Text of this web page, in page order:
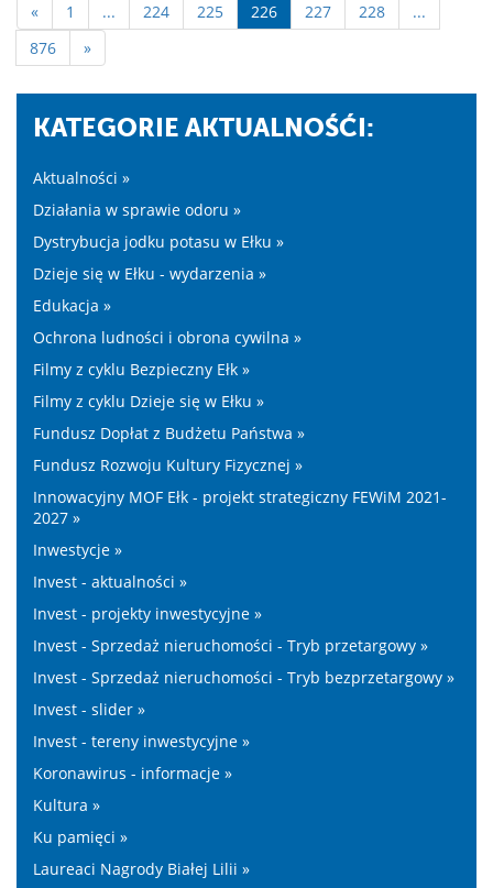
« 1 ... 224 225 226 227 228
...
876
»
KATEGORIE AKTUALNOŚĆI:
Aktualności »
Działania w sprawie odoru »
Dystrybucja jodku potasu w Ełku »
Dzieje się w Ełku - wydarzenia »
Edukacja »
Ochrona ludności i obrona cywilna »
Filmy z cyklu Bezpieczny Ełk »
Filmy z cyklu Dzieje się w Ełku »
Fundusz Dopłat z Budżetu Państwa »
Fundusz Rozwoju Kultury Fizycznej »
Innowacyjny MOF Ełk - projekt strategiczny FEWiM 2021-
2027 »
Inwestycje »
Invest - aktualności »
Invest - projekty inwestycyjne »
Invest - Sprzedaż nieruchomości - Tryb przetargowy »
Invest - Sprzedaż nieruchomości - Tryb bezprzetargowy »
Invest - slider »
Invest - tereny inwestycyjne »
Koronawirus - informacje »
Kultura »
Ku pamięci »
Laureaci Nagrody Białej Lilii »